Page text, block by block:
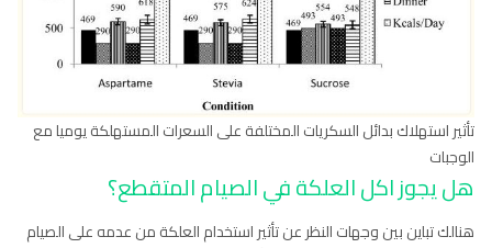
تأثير استهلاك بدائل السكريات المختلفة على السعرات المستهلكة يوميا مع
الوجبات
هل يجوز اكل العلكة في الصيام المتقطع؟
هنالك تباين بين وجهات النظر عن تأثير استخدام العلكة من عدمه على الصيام